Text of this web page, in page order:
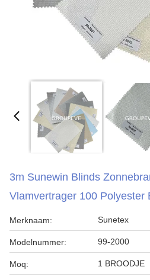
3m Sunewin Blinds
Vlamvertrager 100 Polyester
Merknaam: Sunetex
Modelnummer: 99-2000
Moq: 1 BROODJE